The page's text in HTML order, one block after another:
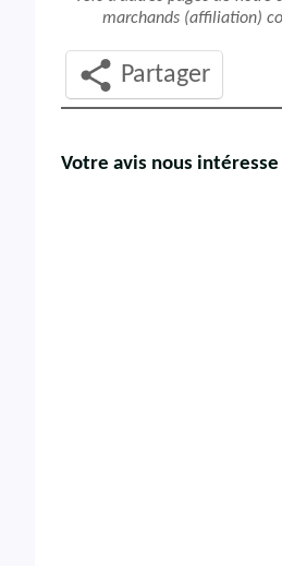
marchands (affiliation)
Partager
Votre avis nous intéresse